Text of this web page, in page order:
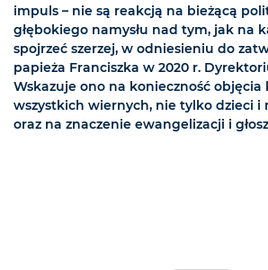
impuls – nie są reakcją na bieżącą
głębokiego namysłu nad tym, jak na
spojrzeć szerzej, w odniesieniu do
papieża Franciszka w 2020 r.
Wskazuje ono na konieczność objęcia
wszystkich wiernych, nie tylko dzieci i
oraz na znaczenie ewangelizacji i